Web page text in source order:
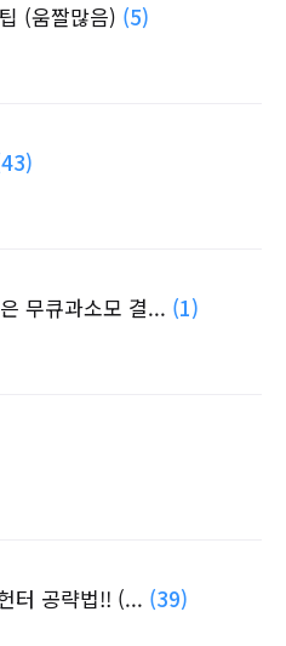
(움짤많음) (5)
무큐과소모 결... (1)
터 공략법!! (... (39)